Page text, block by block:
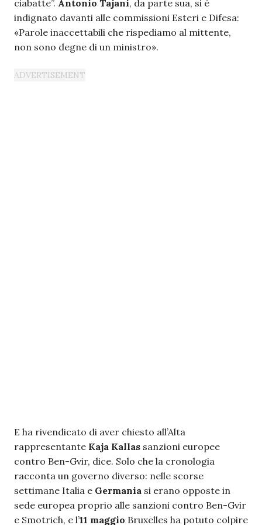
ciabatte”. Antonio Tajani, da parte sua, si è
indignato davanti alle commissioni Esteri e Difesa:
«Parole inaccettabili che rispediamo al mittente,
non sono degne di un ministro».
E ha rivendicato di aver chiesto all’Alta
rappresentante Kaja Kallas sanzioni europee
contro Ben-Gvir, dice. Solo che la cronologia
racconta un governo diverso: nelle scorse
settimane Italia e Germania si erano opposte in
sede europea proprio alle sanzioni contro Ben-Gvir
e Smotrich, e l’11 maggio Bruxelles ha potuto colpire